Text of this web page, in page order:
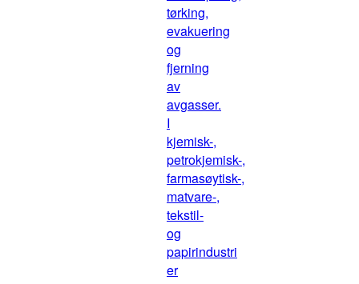
tørking,
evakuering
og
fjerning
av
avgasser.
I
kjemisk-,
petrokjemisk-,
farmasøytisk-,
matvare-,
tekstil-
og
papirindustri
er